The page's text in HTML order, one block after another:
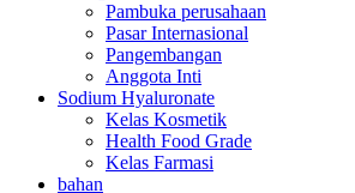
Pambuka perusahaan
Pasar Internasional
Pangembangan
Anggota Inti
Sodium Hyaluronate
Kelas Kosmetik
Health Food Grade
Kelas Farmasi
bahan